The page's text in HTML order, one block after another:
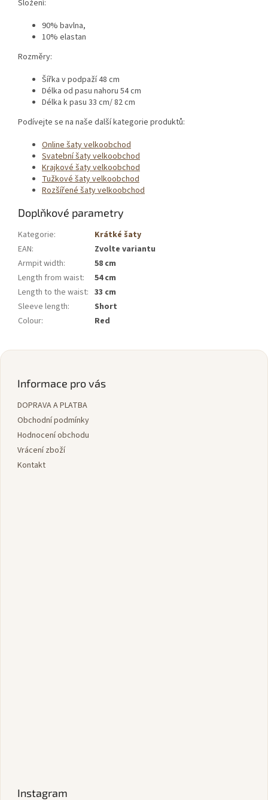
Složení:
90% bavlna,
10% elastan
Rozměry:
Šířka v podpaží 48 cm
Délka od pasu nahoru 54 cm
Délka k pasu 33 cm/ 82 cm
Podívejte se na naše další kategorie produktů:
Online šaty velkoobchod
Svatební šaty velkoobchod
Krajkové šaty velkoobchod
Tužkové šaty velkoobchod
Rozšířené šaty velkoobchod
Doplňkové parametry
Kategorie:
Krátké šaty
EAN:
Zvolte variantu
Armpit width:
58 cm
Length from waist:
54 cm
Length to the waist: 33 cm
Sleeve length:
Short
Colour: Red
Z
Informace pro vás
DOPRAVA A PLATBA
Obchodní podmínky
Hodnocení obchodu
Vrácení zboží
Kontakt
Instagram